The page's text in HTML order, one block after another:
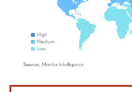
Imagen © Mordor Intelligence. El uso